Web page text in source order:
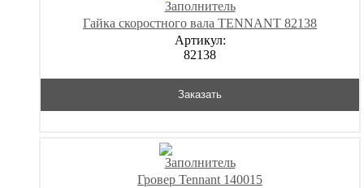
Гайка скоростного вала TENNANT 82138
Артикул:
82138
Заказать
Гровер Tennant 140015